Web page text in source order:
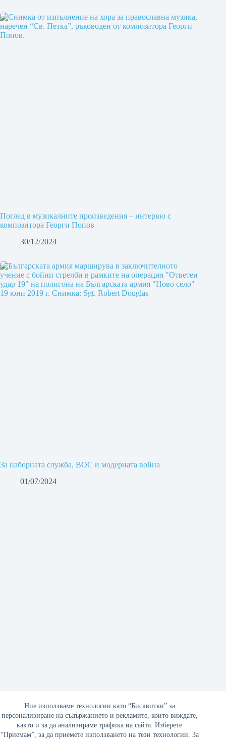
Ние използваме технологии като “Бисквитки” за
персонализиране на съдържанието и рекламите, които виждате,
както и за да анализираме трафика на сайта. Изберете
“Приемам”, за да приемете използването на тези технологии. За
Поглед в музикалните произведения – интервю с
композитора Георги Попов
30/12/2024
За наборната служба, ВОС и модерната война
01/07/2024
Колко ни струва БСП?
03/10/2022